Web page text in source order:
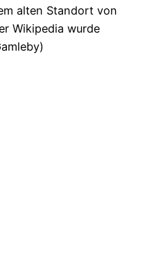
alten Standort von
Wikipedia wurde